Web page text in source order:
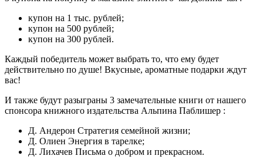
купон на 1 тыс. рублей;
купон на 500 рублей;
купон на 300 рублей.
Каждый победитель может выбрать то, что ему будет
действительно по душе! Вкусные, ароматные подарки ждут
вас!
И также будут разыграны 3 замечательные книги от нашего
спонсора книжного издательства Альпина Паблишер :
Д. Андерон Стратегия семейной жизни;
Д. Олиен Энергия в тарелке;
Д. Лихачев Письма о добром и прекрасном.